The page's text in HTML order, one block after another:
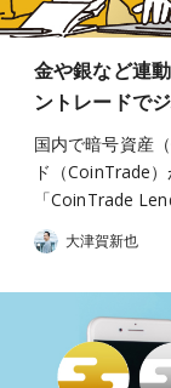
金や銀など連
ントレードで
国内で暗号資産
ド（CoinTrade
「CoinTrade
大津賀新也